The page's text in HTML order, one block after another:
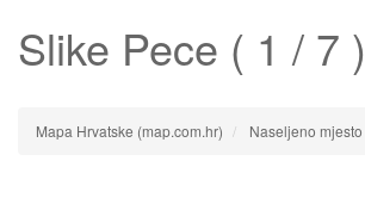
Slike Pece ( 1 / 7 )
Mapa Hrvatske (map.com.hr) Naseljeno mjesto